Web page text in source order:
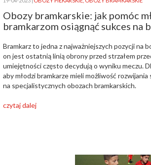
Obozy bramkarskie: jak pomóc
bramkarzom osiągnąć sukces na
Bramkarz to jedna z najważniejszych pozycji na
on jest ostatnią linią obrony przed strzałem
umiejętności często decydują o wyniku meczu.
aby młodzi bramkarze mieli możliwość
na specjalistycznych obozach bramkarskich.
czytaj dalej